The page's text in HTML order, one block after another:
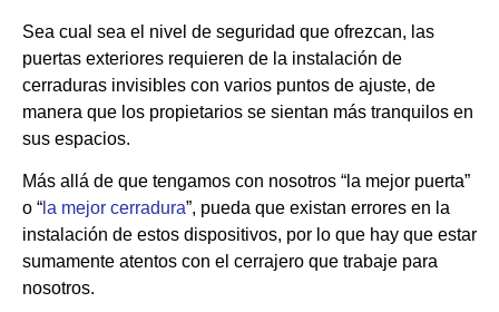
Sea cual sea el nivel de seguridad que ofrezcan, las
puertas exteriores requieren de la instalación de
cerraduras invisibles con varios puntos de ajuste, de
manera que los propietarios se sientan más tranquilos en
sus espacios.
Más allá de que tengamos con nosotros “la mejor puerta”
o “ la mejor cerradura”, pueda que existan errores en la
instalación de estos dispositivos, por lo que hay que estar
sumamente atentos con el cerrajero que trabaje para
nosotros.